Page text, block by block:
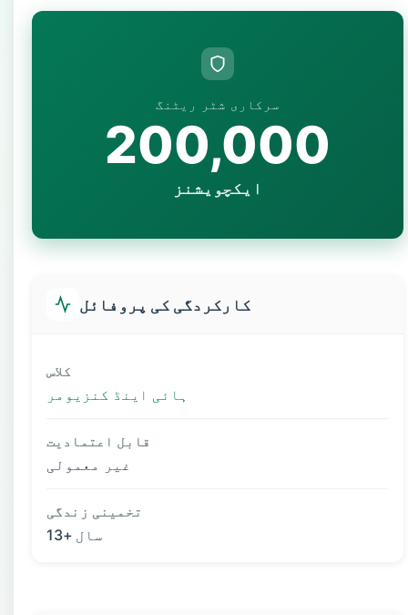
سرکاری شٹر ریٹنگ
200,000
ایکچویشنز
کارکردگی کی پروفائل
کلاس
ہائی اینڈ کنزیومر
قابل اعتمادیت
غیر معمولی
تخمینی زندگی
13+ سال